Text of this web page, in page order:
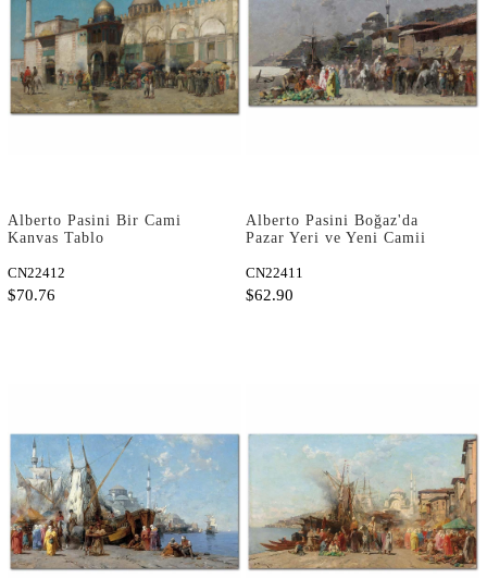
Alberto Pasini Bir Cami
Kanvas Tablo
CN22412
$70.76
Alberto Pasini Boğaz'da
Pazar Yeri ve Yeni Camii
CN22411
$62.90